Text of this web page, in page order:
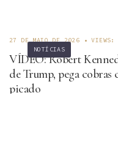
NOTÍCIAS
27 DE MAIO DE 2026 •VIEWS:
VÍDEO: Robert
de Trump, pega cobras
picado